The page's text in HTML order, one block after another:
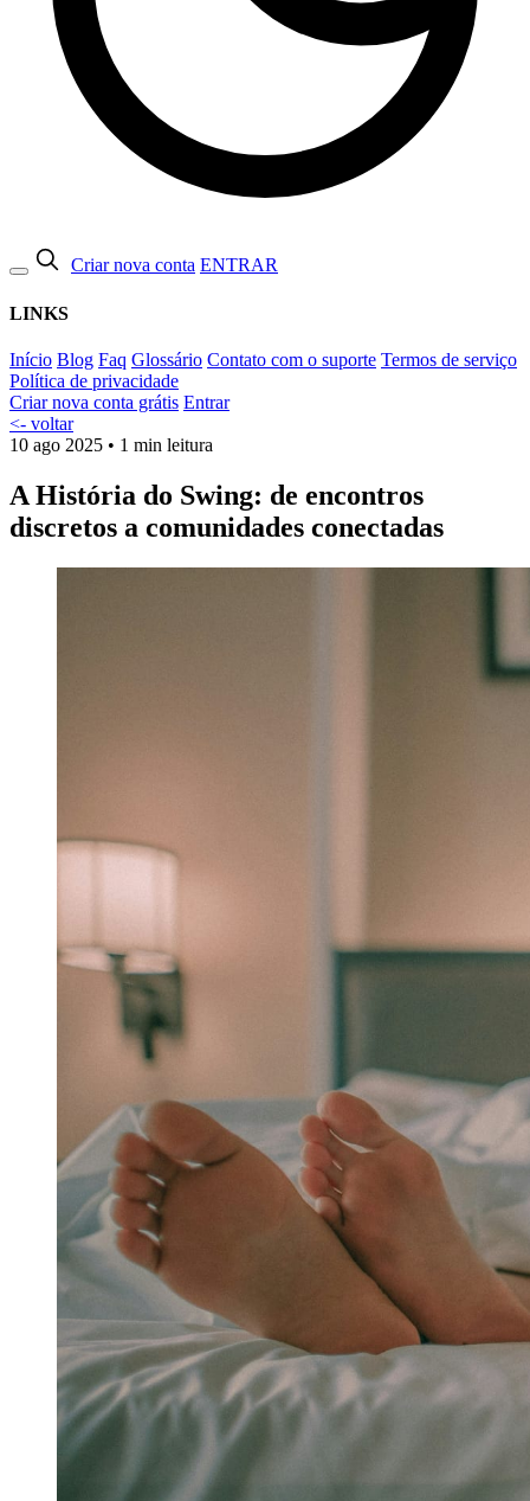
Criar nova conta ENTRAR
LINKS
Início Blog Faq Glossário Contato com o suporte Termos de serviço
Política de privacidade
Criar nova conta grátis Entrar
<- voltar
10 ago 2025 • 1 min leitura
A História do Swing: de encontros
discretos a comunidades conectadas